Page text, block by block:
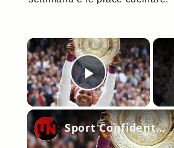
×
Play
Sport Confidential | Episode 561 | SF 02